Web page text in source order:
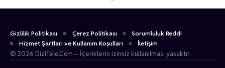
Gizlilik Politikası Çerez Politikası
Sorumluluk Reddi
Hizmet Şartları ve Kullanım Koşulları
İletişim
© 2026 DiziTele.Com – İçeriklerin izinsiz kullanılması yasaktır.